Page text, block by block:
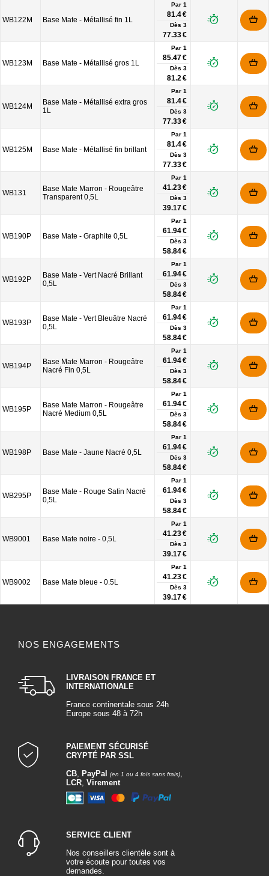
WB122M Base Mate - Métallisé fin 1L
Par 1
81.4 €
Dès 3
77.33 €
WB123M Base Mate - Métallisé gros 1L
Par 1
85.47 €
Dès 3
81.2 €
WB124M
Base Mate - Métallisé extra gros
1L
Par 1
81.4 €
Dès 3
77.33 €
WB125M Base Mate - Métallisé fin brillant
Par 1
81.4 €
Dès 3
77.33 €
WB131
Base Mate Marron - Rougeâtre
Transparent 0,5L
Par 1
41.23 €
Dès 3
39.17 €
WB190P Base Mate - Graphite 0,5L
Par 1
61.94 €
Dès 3
58.84 €
WB192P
Base Mate - Vert Nacré Brillant
0,5L
Par 1
61.94 €
Dès 3
58.84 €
WB193P
Base Mate - Vert Bleuâtre Nacré
0,5L
Par 1
61.94 €
Dès 3
58.84 €
WB194P
Base Mate Marron - Rougeâtre
Nacré Fin 0,5L
Par 1
61.94 €
Dès 3
58.84 €
WB195P
Base Mate Marron - Rougeâtre
Nacré Medium 0,5L
Par 1
61.94 €
Dès 3
58.84 €
WB198P Base Mate - Jaune Nacré 0,5L
Par 1
61.94 €
Dès 3
58.84 €
WB295P
Base Mate - Rouge Satin Nacré
0,5L
Par 1
61.94 €
Dès 3
58.84 €
WB9001 Base Mate noire - 0,5L
Par 1
41.23 €
Dès 3
39.17 €
WB9002 Base Mate bleue - 0.5L
Par 1
41.23 €
Dès 3
39.17 €
NOS ENGAGEMENTS
LIVRAISON FRANCE ET
INTERNATIONALE
France continentale sous 24h
Europe sous 48 à 72h
PAIEMENT SÉCURISÉ
CRYPTÉ PAR SSL
CB, PayPal (en 1 ou 4 fois sans frais),
LCR, Virement
SERVICE CLIENT
Nos conseillers clientèle sont à
votre écoute pour toutes vos
demandes.